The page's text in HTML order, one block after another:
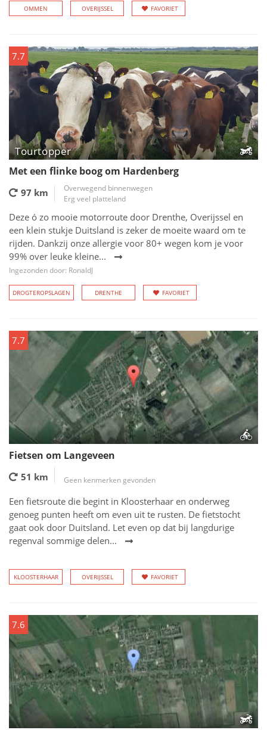
OMMEN OVERIJSSEL FAVORIET
7.7
Tourtopper
Met een flinke boog om Hardenberg
97 km
Overwegend binnenwegen
Erg veel platteland
Deze ó zo mooie motorroute door Drenthe, Overijssel en
een klein stukje Duitsland is zeker de moeite waard om te
rijden. Dankzij onze allergie voor 80+ wegen kom je voor
99% over leuke kleine...
Ingezonden door: RonaldJ
DROGTEROPSLAGEN DRENTHE FAVORIET
7.7
Fietsen om Langeveen
51 km Geen kenmerken gevonden
Een fietsroute die begint in Kloosterhaar en onderweg
genoeg punten heeft om even uit te rusten. De fietstocht
gaat ook door Duitsland. Let even op dat bij langdurige
regenval sommige delen...
KLOOSTERHAAR OVERIJSSEL FAVORIET
7.6